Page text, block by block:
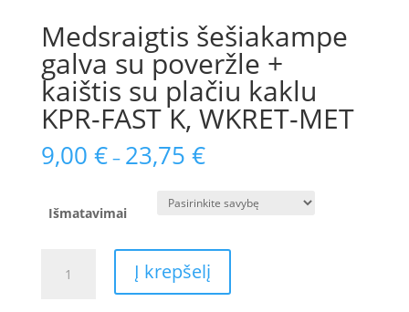
Medsraigtis šešiakampe
galva su poveržle +
kaištis su plačiu kaklu
KPR-FAST K, WKRET-MET
9,00 €– 23,75 €
Išmatavimai
kiekis:
Į krepšelį